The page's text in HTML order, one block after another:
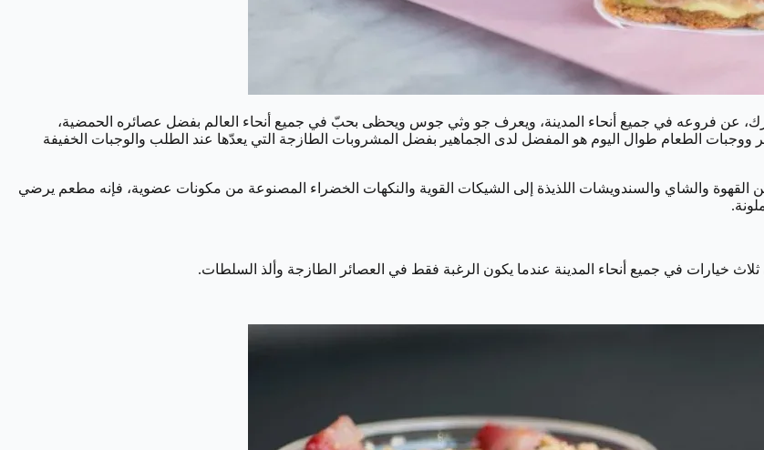
عن فروعه في جميع أنحاء المدينة، ويعرف جو وثي جوس ويحظى بحبّ في جميع أنحاء العالم بفضل عصائره الحمضية،
ووجبات الطعام طوال اليوم هو المفضل لدى الجماهير بفضل المشروبات الطازجة التي يعدّها عند الطلب والوجبات الخفيفة
القهوة والشاي والسندويشات اللذيذة إلى الشيكات القوية والنكهات الخضراء المصنوعة من مكونات عضوية، فإنه مطعم يرضي